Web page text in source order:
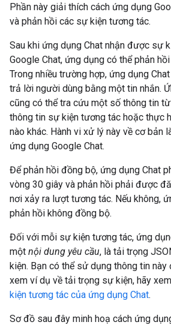
Phần này giải thích cách ứng dụng
và phản hồi các sự kiện tương tác.
Sau khi ứng dụng Chat nhận được sự
Google Chat, ứng dụng có thể phản
Trong nhiều trường hợp, ứng dụng
trả lời người dùng bằng một tin nhắn.
cũng có thể tra cứu một số thông tin
thông tin sự kiện tương tác hoặc thực
nào khác. Hành vi xử lý này về cơ bản
ứng dụng Google Chat.
Để phản hồi đồng bộ, ứng dụng Chat
vòng 30 giây và phản hồi phải được
nơi xảy ra lượt tương tác. Nếu không,
phản hồi không đồng bộ.
Đối với mỗi sự kiện tương tác, ứng
một nội dung yêu cầu, là tải trọng
kiện. Bạn có thể sử dụng thông tin
xem ví dụ về tải trọng sự kiện, hãy
kiện tương tác của ứng dụng Chat.
Sơ đồ sau đây minh hoạ cách ứng